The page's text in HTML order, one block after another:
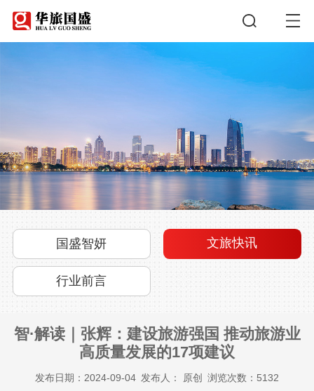
国盛智妍 文旅快讯
行业前言
智·解读｜张辉：建设旅游强国 推动旅游业
高质量发展的17项建议
发布日期：2024-09-04 发布人： 原创 浏览次数：5132